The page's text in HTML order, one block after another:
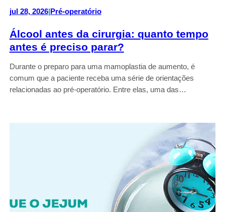
jul 28, 2026| Pré-operatório
Álcool antes da cirurgia: quanto tempo
antes é preciso parar?
Durante o preparo para uma mamoplastia de aumento, é
comum que a paciente receba uma série de orientações
relacionadas ao pré-operatório. Entre elas, uma das…